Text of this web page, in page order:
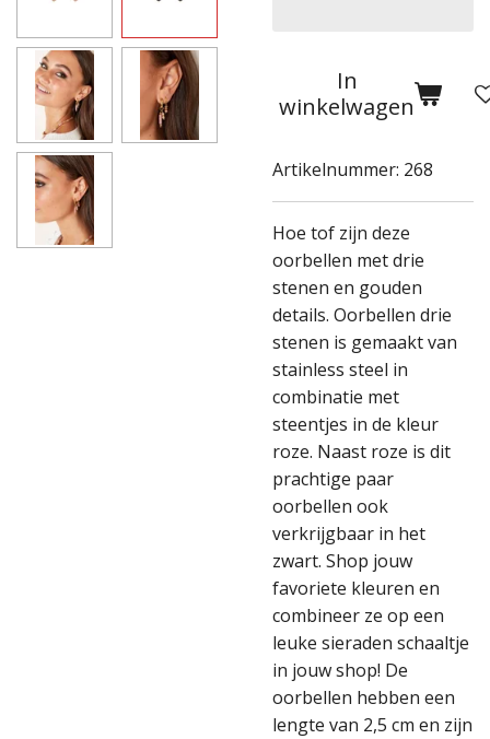
In
winkelwagen
Artikelnummer: 268
Hoe tof zijn deze
oorbellen met drie
stenen en gouden
details. Oorbellen drie
stenen is gemaakt van
stainless steel in
combinatie met
steentjes in de kleur
roze. Naast roze is dit
prachtige paar
oorbellen ook
verkrijgbaar in het
zwart. Shop jouw
favoriete kleuren en
combineer ze op een
leuke sieraden schaaltje
in jouw shop! De
oorbellen hebben een
lengte van 2,5 cm en zijn